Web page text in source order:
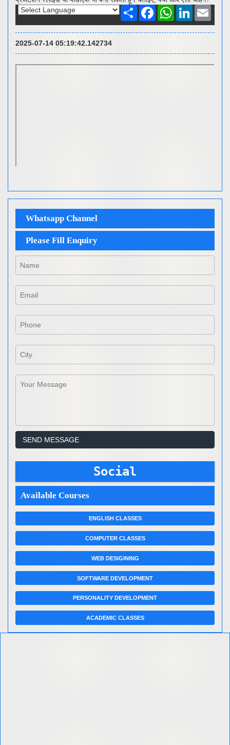
Share FacebookWhatsApp
LinkedIn
2025-07-14 05:19:42.142734
Whatsapp Channel
Please Fill Enquiry
Social
Available Courses
ENGLISH CLASSES
COMPUTER CLASSES
WEB DESIGINING
SOFTWARE DEVELOPMENT
PERSONALITY DEVELOPMENT
ACADEMIC CLASSES